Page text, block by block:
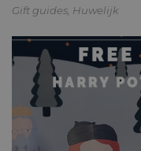
Gift guides Huwelijk